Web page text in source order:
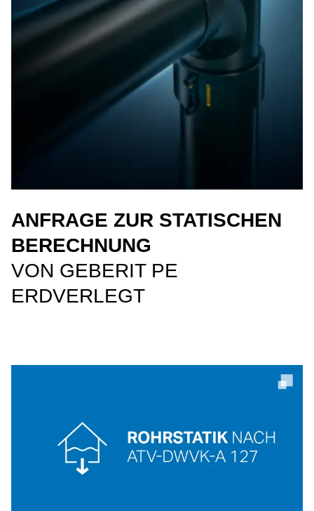
ANFRAGE ZUR STATISCHEN
BERECHNUNG
VON GEBERIT PE
ERDVERLEGT